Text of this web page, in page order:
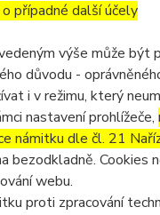
další účely
výše může být
důvodu -
i v režimu, který
nastavení prohlížeče,
námitku dle čl. 21
bezodkladně.
webu.
proti zpracování